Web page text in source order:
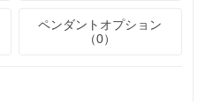
ペンダントオプション
（0）